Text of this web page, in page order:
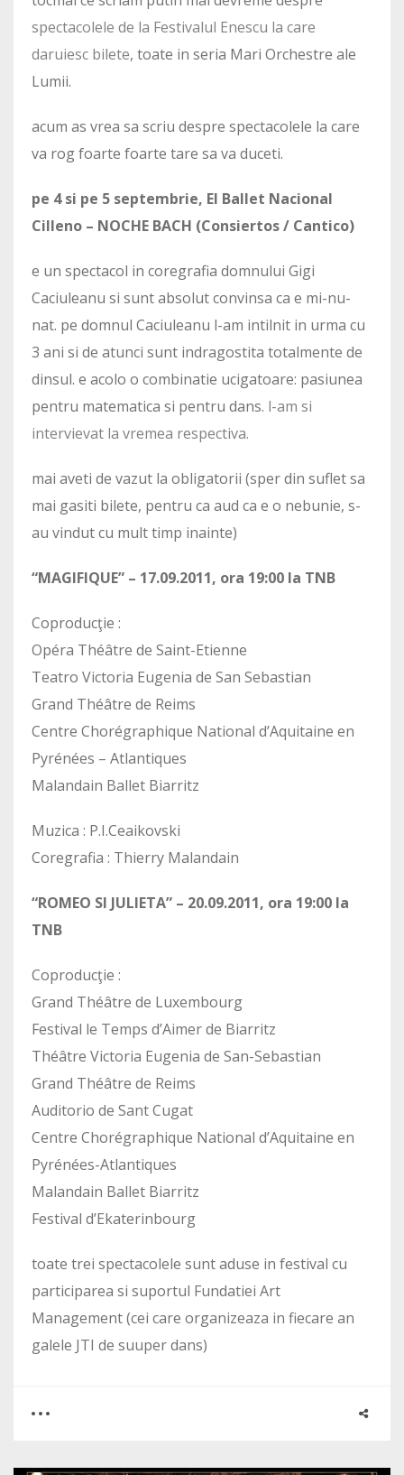
spectacolele de la Festivalul Enescu la care
daruiesc bilete, toate in seria Mari Orchestre ale
Lumii.
acum as vrea sa scriu despre spectacolele la care
va rog foarte foarte tare sa va duceti.
pe 4 si pe 5 septembrie, El Ballet Nacional
Cilleno – NOCHE BACH (Consiertos / Cantico)
e un spectacol in coregrafia domnului Gigi
Caciuleanu si sunt absolut convinsa ca e mi-nu-
nat. pe domnul Caciuleanu l-am intilnit in urma cu
3 ani si de atunci sunt indragostita totalmente de
dinsul. e acolo o combinatie ucigatoare: pasiunea
pentru matematica si pentru dans. l-am si
intervievat la vremea respectiva.
mai aveti de vazut la obligatorii (sper din suflet sa
mai gasiti bilete, pentru ca aud ca e o nebunie, s-
au vindut cu mult timp inainte)
“MAGIFIQUE” – 17.09.2011, ora 19:00 la TNB
Coproducţie :
Opéra Théâtre de Saint-Etienne
Teatro Victoria Eugenia de San Sebastian
Grand Théâtre de Reims
Centre Chorégraphique National d’Aquitaine en
Pyrénées – Atlantiques
Malandain Ballet Biarritz
Muzica : P.I.Ceaikovski
Coregrafia : Thierry Malandain
“ROMEO SI JULIETA” – 20.09.2011, ora 19:00 la
TNB
Coproducţie :
Grand Théâtre de Luxembourg
Festival le Temps d’Aimer de Biarritz
Théâtre Victoria Eugenia de San-Sebastian
Grand Théâtre de Reims
Auditorio de Sant Cugat
Centre Chorégraphique National d’Aquitaine en
Pyrénées-Atlantiques
Malandain Ballet Biarritz
Festival d’Ekaterinbourg
toate trei spectacolele sunt aduse in festival cu
participarea si suportul Fundatiei Art
Management (cei care organizeaza in fiecare an
galele JTI de suuper dans)